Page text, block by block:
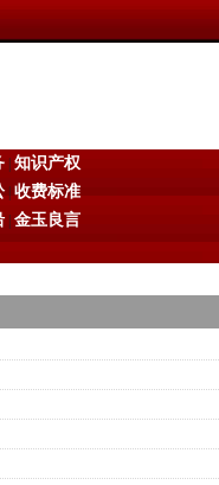
知识产权
收费标准
金玉良言